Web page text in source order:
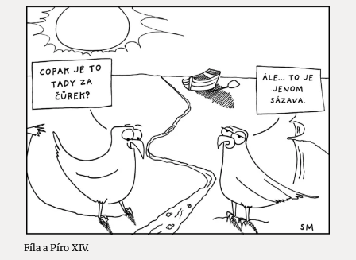
Fíla a Píro XIV.